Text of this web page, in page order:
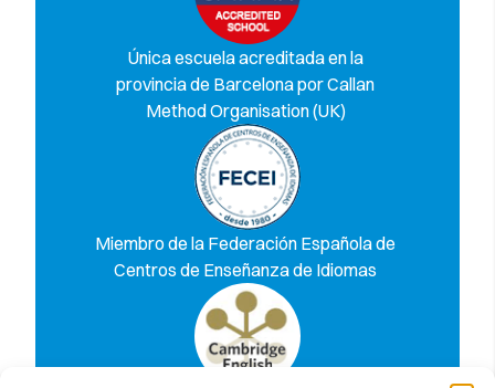
Única escuela acreditada en la
provincia de Barcelona por Callan
Method Organisation (UK)
Miembro de la Federación Española de
Centros de Enseñanza de Idiomas